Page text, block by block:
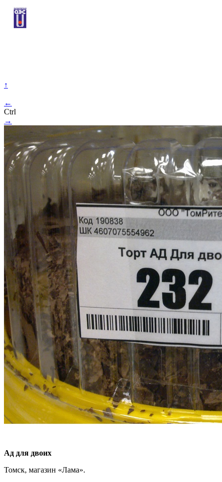
↑
←
Ctrl
→
Ад для двоих
Томск, магазин «Лама».